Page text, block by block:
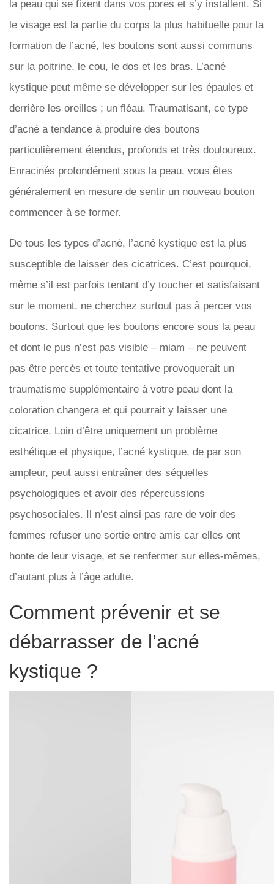
la peau qui se fixent dans vos pores et s’y installent. Si
le visage est la partie du corps la plus habituelle pour la
formation de l’acné, les boutons sont aussi communs
sur la poitrine, le cou, le dos et les bras. L’acné
kystique peut même se développer sur les épaules et
derrière les oreilles ; un fléau. Traumatisant, ce type
d’acné a tendance à produire des boutons
particulièrement étendus, profonds et très douloureux.
Enracinés profondément sous la peau, vous êtes
généralement en mesure de sentir un nouveau bouton
commencer à se former.
De tous les types d’acné, l’acné kystique est la plus
susceptible de laisser des cicatrices. C’est pourquoi,
même s’il est parfois tentant d’y toucher et satisfaisant
sur le moment, ne cherchez surtout pas à percer vos
boutons. Surtout que les boutons encore sous la peau
et dont le pus n’est pas visible – miam – ne peuvent
pas être percés et toute tentative provoquerait un
traumatisme supplémentaire à votre peau dont la
coloration changera et qui pourrait y laisser une
cicatrice. Loin d’être uniquement un problème
esthétique et physique, l’acné kystique, de par son
ampleur, peut aussi entraîner des séquelles
psychologiques et avoir des répercussions
psychosociales. Il n’est ainsi pas rare de voir des
femmes refuser une sortie entre amis car elles ont
honte de leur visage, et se renfermer sur elles-mêmes,
d’autant plus à l’âge adulte.
Comment prévenir et se
débarrasser de l’acné
kystique ?